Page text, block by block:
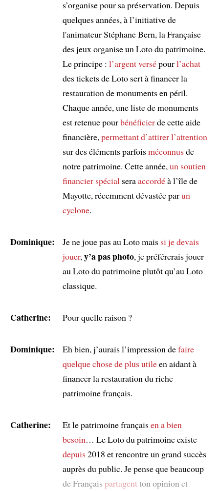
s’organise pour sa préservation. Depuis
quelques années, à l’initiative de
l'animateur Stéphane Bern, la Française
des jeux organise un Loto du patrimoine.
Le principe : l’argentversépourl’achat
des tickets de Loto sert à financer la
restauration de monuments en péril.
Chaque année, une liste de monuments
est retenue pourbénéficierde cette aide
financière, permettant d’attirer l’attention
sur des éléments parfoisméconnusde
notre patrimoine. Cette année, un soutien
financier spécial seraaccordéà l’île de
Mayotte, récemment dévastée parun
cyclone.
Dominique: Je ne joue pas au Loto mais si je devais
jouer, y’a pas photo, je préférerais jouer
au Loto du patrimoine plutôt qu’au Loto
classique.
Catherine: Pour quelle raison ?
Dominique: Eh bien, j’aurais l’impression defaire
quelque chose de plus utileen aidant à
financer la restauration du riche
patrimoine français.
Catherine: Et le patrimoine françaisen a bien
besoin… Le Loto du patrimoine existe
depuis2018 et rencontre un grand succès
auprès du public. Je pense que beaucoup
de Français partagentton opinion et